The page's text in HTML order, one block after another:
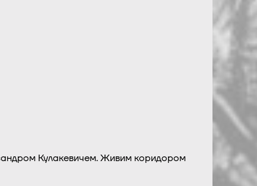
Кулакевичем. Живим коридором